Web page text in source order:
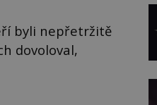
byli nepřetržitě
dovoloval,